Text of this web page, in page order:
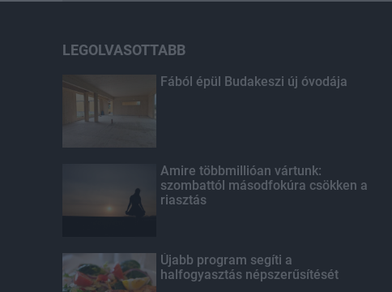
LEGOLVASOTTABB
Fából épül Budakeszi új óvodája
Amire többmillióan vártunk:
szombattól másodfokúra csökken a
riasztás
Újabb program segíti a
halfogyasztás népszerűsítését